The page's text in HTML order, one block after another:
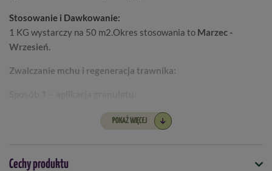
Stosowanie i Dawkowanie:
1 KG wystarczy na 50 m2.Okres stosowania to Marzec -
Wrzesień.
Zwalczanie mchu i regeneracja trawnika:
- Rozsypać nawóz równomiernie na miejscach porośniętych
POKAŻ WIĘCEJ
Cechy produktu